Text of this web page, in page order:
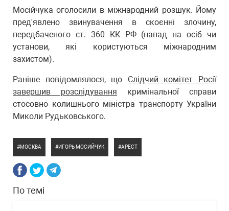
Мосійчука оголосили в міжнародний розшук. Йому
пред'явлено звинувачення в скоєнні злочину,
передбаченого ст. 360 КК РФ (напад на осіб чи
установи, які користуються міжнародним
захистом).
Раніше повідомлялося, що Слідчий комітет Росії
завершив розслідування кримінальної справи
стосовно колишнього міністра транспорту України
Миколи Рудьковського.
МОСКВА ИГОРЬ МОСИЙЧУК АРЕСТ
По темі